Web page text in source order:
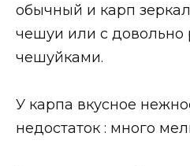
обычный и карп
чешуи или с довольно
чешуйками.
У карпа вкусное
недостаток : много